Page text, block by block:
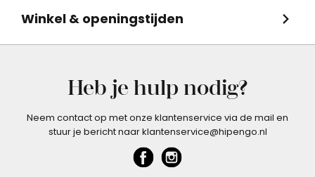
Winkel & openingstijden
Heb je hulp nodig?
Neem contact op met onze klantenservice via de mail en
stuur je bericht naar klantenservice@hipengo.nl